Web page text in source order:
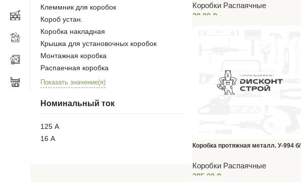
Клеммник для коробок
Короб устан.
Коробка накладная
Крышка для установочных коробок
Монтажная коробка
Распаечная коробка
Показать значение(я)
Номинальный ток
125 А
16 А
Коробки Распаячные
20,00 ₽
Коробка протяжная металл. У-994 б/
Коробки Распаячные
285,00 ₽